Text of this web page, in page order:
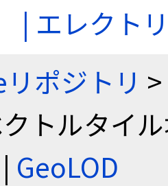
| エレクト
ポジトリ >
トルタイ
| GeoLOD